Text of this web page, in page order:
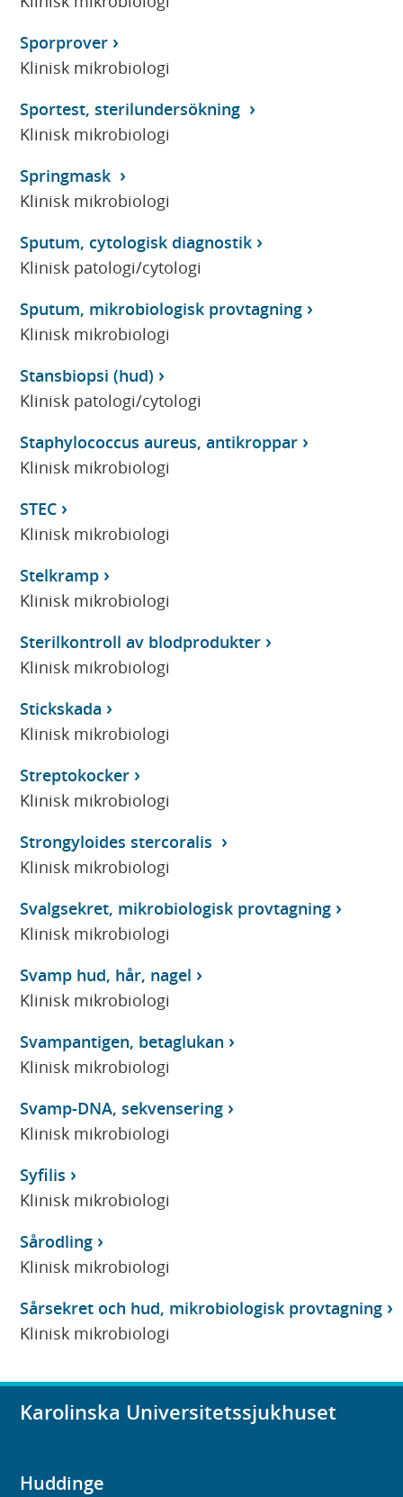
Sporprover
Klinisk mikrobiologi
Sportest, sterilundersökning
Klinisk mikrobiologi
Springmask
Klinisk mikrobiologi
Sputum, cytologisk diagnostik
Klinisk patologi/cytologi
Sputum, mikrobiologisk provtagning
Klinisk mikrobiologi
Stansbiopsi (hud)
Klinisk patologi/cytologi
Staphylococcus aureus, antikroppar
Klinisk mikrobiologi
STEC
Klinisk mikrobiologi
Stelkramp
Klinisk mikrobiologi
Sterilkontroll av blodprodukter
Klinisk mikrobiologi
Stickskada
Klinisk mikrobiologi
Streptokocker
Klinisk mikrobiologi
Strongyloides stercoralis
Klinisk mikrobiologi
Svalgsekret, mikrobiologisk provtagning
Klinisk mikrobiologi
Svamp hud, hår, nagel
Klinisk mikrobiologi
Svampantigen, betaglukan
Klinisk mikrobiologi
Svamp-DNA, sekvensering
Klinisk mikrobiologi
Syfilis
Klinisk mikrobiologi
Sårodling
Klinisk mikrobiologi
Sårsekret och hud, mikrobiologisk provtagning
Klinisk mikrobiologi
Karolinska Universitetssjukhuset
Huddinge